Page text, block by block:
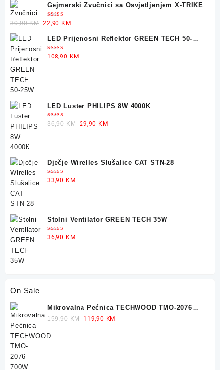
Gejmerski Zvučnici sa Osvjetljenjem X-TRIKE
Ocjenjeno
5.00
od 5
30,90KM Original
was:
30,90 KM.
22,90 KMCurrent
is:
22,90 KM.
LED Prijenosni Reflektor GREEN TECH 50-
25W
Ocjenjeno
5.00od 5
108,90 KM
LED Luster PHILIPS 8W 4000K
Ocjenjeno
5.00od 5
36,90KM Original
29,90 KMCurrent
Dječje Wirelles Slušalice CAT STN-28
Ocjenjeno
5.00 od 5
33,90 KM
Stolni Ventilator GREEN TECH 35W
Ocjenjeno
5.00 od 5
36,90 KM
On Sale
Mikrovalna Pećnica TECHWOOD TMO-2076
700W 20L
159,90KM
Original
119,90 KM